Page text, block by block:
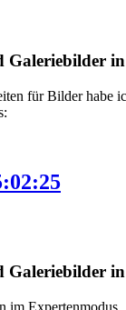
Galeriebilder
für Bilder habe
Galeriebilder
im Expertenmodus.